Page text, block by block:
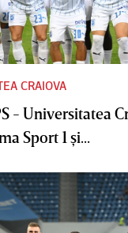
CRAIOVA
- Universitatea
Sport 1 şi...